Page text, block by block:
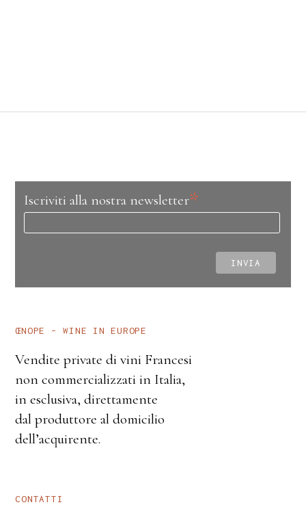
Iscriviti alla nostra newsletter*
ŒNOPE – WINE IN EUROPE
Vendite private di vini Francesi
non commercializzati in Italia,
in esclusiva, direttamente
dal produttore al domicilio
dell’acquirente.
CONTATTI